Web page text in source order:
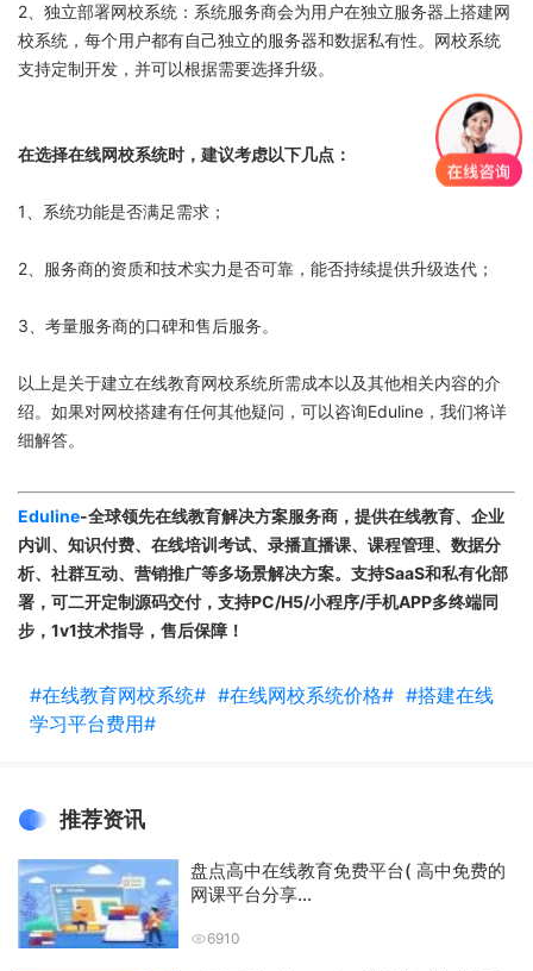
2、独立部署网校系统：系统服务商会为用户在独立服务器上搭建网
校系统，每个用户都有自己独立的服务器和数据私有性。网校系统
支持定制开发，并可以根据需要选择升级。
在选择在线网校系统时，建议考虑以下几点：
1、系统功能是否满足需求；
2、服务商的资质和技术实力是否可靠，能否持续提供升级迭代；
3、考量服务商的口碑和售后服务。
以上是关于建立在线教育网校系统所需成本以及其他相关内容的介
绍。如果对网校搭建有任何其他疑问，可以咨询Eduline，我们将详
细解答。
Eduline-全球领先在线教育解决方案服务商， 提供在线教育、企业
内训、知识付费、在线培训考试、录播直播课、课程管理、数据分
析、社群互动、营销推广等多场景解决方案。 支持SaaS和私有化部
署，可二开定制源码交付，支持PC/H5/小程序/手机APP多终端同
步，1v1技术指导，售后保障！
#在线教育网校系统# #在线网校系统价格# #搭建在线
学习平台费用#
推荐资讯
盘点高中在线教育免费平台( 高中免费的
网课平台分享...
6910